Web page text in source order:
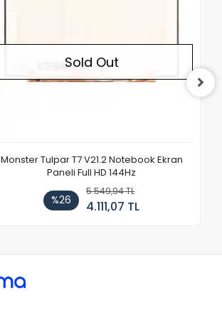
Sold Out
Monster Tulpar T7 V21.2 Notebook Ekran
Paneli Full HD 144Hz
%26
5.549,94 TL
4.111,07 TL